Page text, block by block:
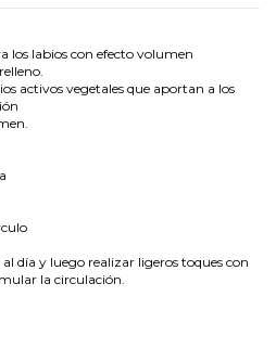
labios con efecto volumen
activos vegetales que aportan a los
día y luego realizar ligeros toques con
la circulación.